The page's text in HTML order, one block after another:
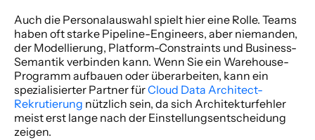
Auch die Personalauswahl spielt hier eine Rolle. Teams
haben oft starke Pipeline-Engineers, aber niemanden,
der Modellierung, Platform-Constraints und Business-
Semantik verbinden kann. Wenn Sie ein Warehouse-
Programm aufbauen oder überarbeiten, kann ein
spezialisierter Partner für Cloud Data Architect-
Rekrutierung nützlich sein, da sich Architekturfehler
meist erst lange nach der Einstellungsentscheidung
zeigen.